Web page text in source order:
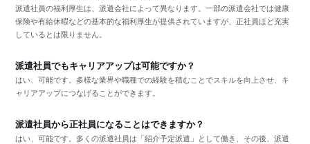
派遣社員の福利厚生は、派遣会社によって異なります。一部の派遣会社では健康
保険や有給休暇などの基本的な福利厚生が提供されていますが、正社員ほど充実
しているとは限りません。
派遣社員でもキャリアアップは可能ですか？
はい、可能です。多様な業界や職種での経験を積むことでスキルを向上させ、キ
ャリアアップにつなげることができます。
派遣社員から正社員になることはできますか？
はい、可能です。多くの派遣社員は「紹介予定派遣」として働き、その後、派遣